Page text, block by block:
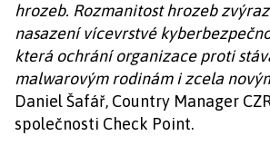
hrozeb. Rozmanitost hrozeb
nasazení vícevrstvé
která ochrání organizace proti
malwarovým rodinám i zcela
Daniel Šafář, Country Manager
společnosti Check Point.